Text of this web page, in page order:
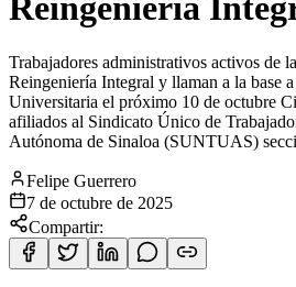
Reingeniería
Trabajadores administrativos activos de
Reingeniería Integral y llaman a la base
Universitaria el próximo 10 de octubre
afiliados al Sindicato Único de
Autónoma de Sinaloa (SUNTUAS)
Felipe Guerrero
7 de octubre de 2025
Compartir: